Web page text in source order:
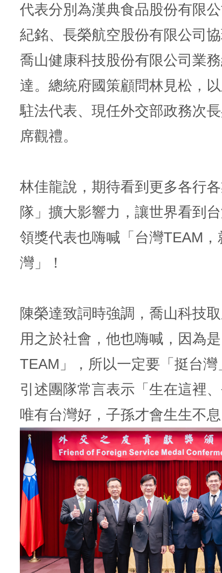
代表分別為漢典食品股份有限
紀銘、長榮航空股份有限公司
喬山健康科技股份有限公司業
達。總統府國策顧問林見松，
駐法代表、現任外交部政務次
席觀禮。
林佳龍說，期待看到更多各行
隊」擴大影響力，讓世界看到
領獎代表也嗨喊「台灣TEAM
灣」！
陳榮達致詞時強調，喬山科技
用之於社會，他也嗨喊，因為
TEAM」，所以一定要「挺台
引述團隊常言表示「生在這裡
唯有台灣好，子孫才會生生不